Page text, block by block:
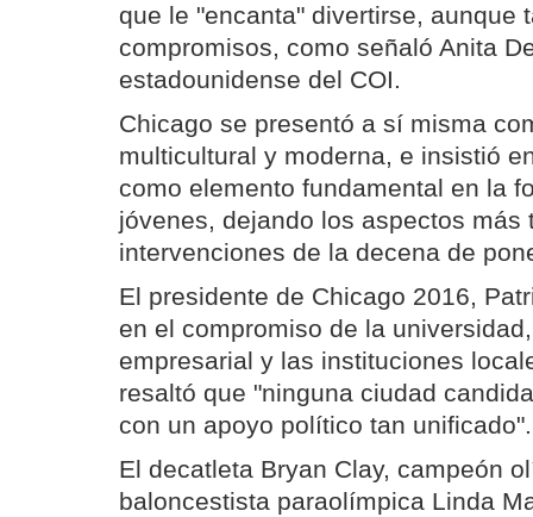
que le "encanta" divertirse, aunque
compromisos, como señaló Anita
estadounidense del COI.
Chicago se presentó a sí misma
multicultural y moderna, e insistió
como elemento fundamental en la
jóvenes, dejando los aspectos más
intervenciones de la decena de
El presidente de Chicago 2016,
en el compromiso de la
empresarial y las instituciones
resaltó que "ninguna ciudad
con un apoyo político tan unificado".
El decatleta Bryan Clay, campeón
baloncestista paraolímpica Linda